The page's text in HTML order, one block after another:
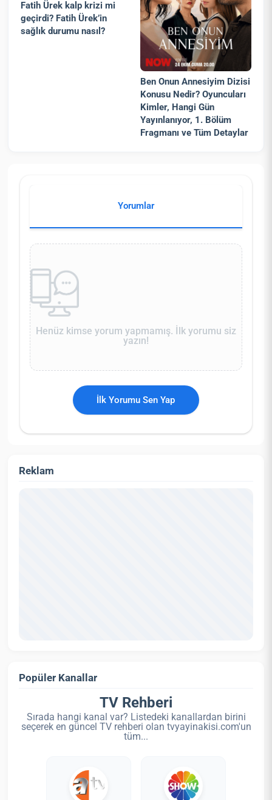
Fatih Ürek kalp krizi mi
geçirdi? Fatih Ürek’in
sağlık durumu nasıl?
Ben Onun Annesiyim Dizisi
Konusu Nedir? Oyuncuları
Kimler, Hangi Gün
Yayınlanıyor, 1. Bölüm
Fragmanı ve Tüm Detaylar
Yorumlar
Henüz kimse yorum yapmamış. İlk yorumu siz
yazın!
İlk Yorumu Sen Yap
Reklam
Popüler Kanallar
TV Rehberi
Sırada hangi kanal var? Listedeki kanallardan birini
seçerek en güncel TV rehberi olan tvyayinakisi.com'un
tüm...